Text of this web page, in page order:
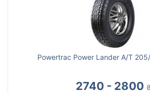
Powertrac Power Lander A/T
2740 - 2800 ₴